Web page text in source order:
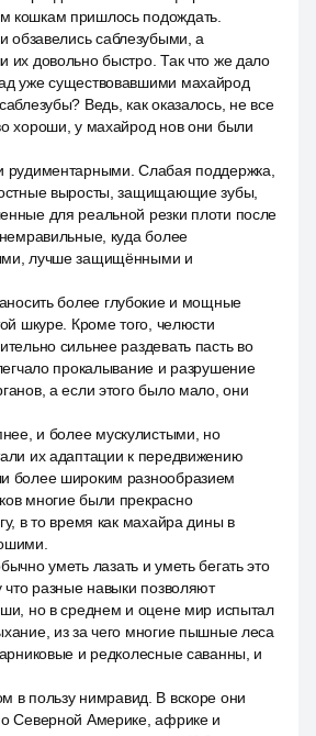
кошкам пришлось подождать.
обзавелись саблезубыми, а
их довольно быстро. Так что же дало
уже существовавшими махайрод
Ведь, как оказалось, не все
хороши, у махайрод нов они были
Слабая поддержка,
выросты, защищающие зубы,
для реальной резки плоти после
куда более
лучше защищёнными и
более глубокие и мощные
шкуре. Кроме того, челюсти
сильнее раздевать пасть во
прокалывание и разрушение
а если этого было мало, они
и более мускулистыми, но
их адаптации к передвижению
более широким разнообразием
многие были прекрасно
в то время как махайра дины в
уметь лазать и уметь бегать это
что разные навыки позволяют
но в среднем и оцене мир испытал
из за чего многие пышные леса
и редколесные саванны, и
пользу нимравид. В вскоре они
Северной Америке, африке и